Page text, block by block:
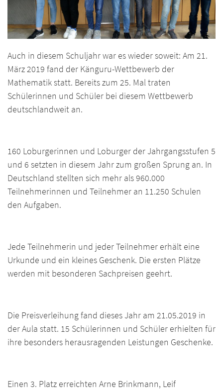
Auch in diesem Schuljahr war es wieder soweit: Am 21.
März 2019 fand der Känguru-Wettbewerb der
Mathematik statt. Bereits zum 25. Mal traten
Schülerinnen und Schüler bei diesem Wettbewerb
deutschlandweit an.
160 Loburgerinnen und Loburger der Jahrgangsstufen 5
und 6 setzten in diesem Jahr zum großen Sprung an. In
Deutschland stellten sich mehr als 960.000
Teilnehmerinnen und Teilnehmer an 11.250 Schulen
den Aufgaben.
Jede Teilnehmerin und jeder Teilnehmer erhält eine
Urkunde und ein kleines Geschenk. Die ersten Plätze
werden mit besonderen Sachpreisen geehrt.
Die Preisverleihung fand dieses Jahr am 21.05.2019 in
der Aula statt. 15 Schülerinnen und Schüler erhielten für
ihre besonders herausragenden Leistungen Geschenke.
Einen 3. Platz erreichten Arne Brinkmann, Leif